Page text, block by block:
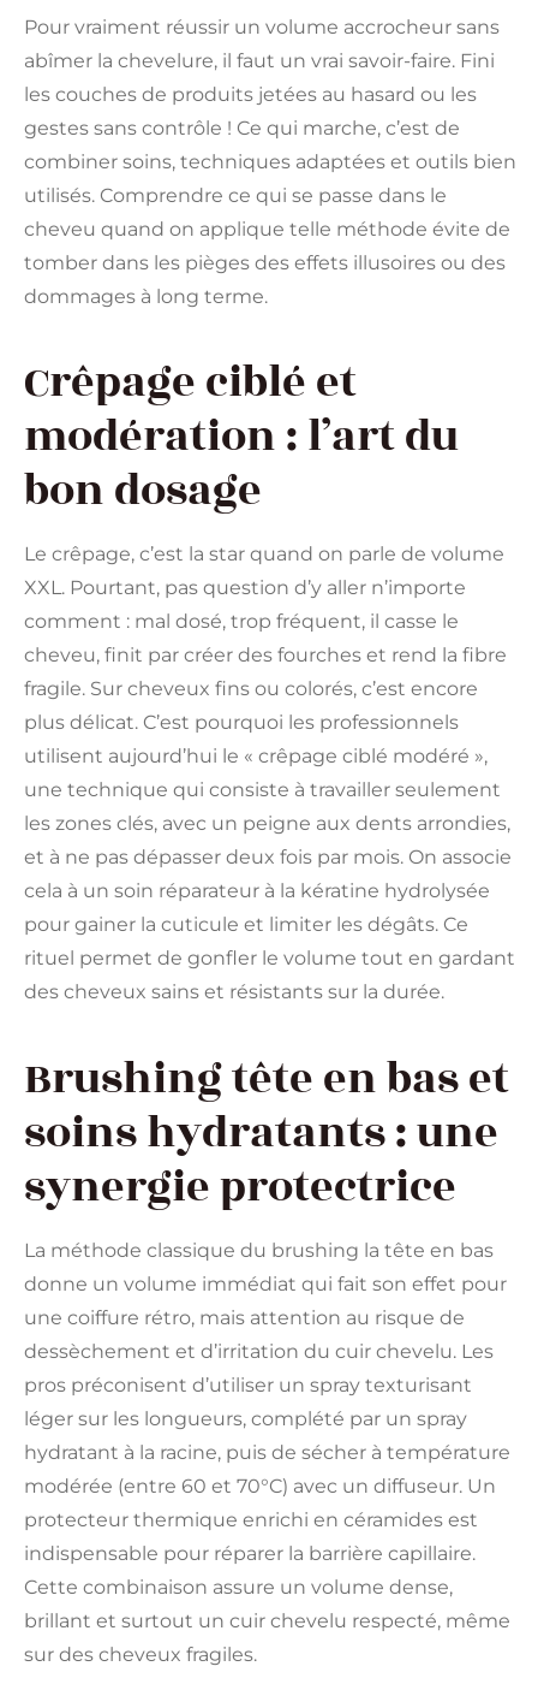
Pour vraiment réussir un volume accrocheur sans
abîmer la chevelure, il faut un vrai savoir-faire. Fini
les couches de produits jetées au hasard ou les
gestes sans contrôle ! Ce qui marche, c’est de
combiner soins, techniques adaptées et outils bien
utilisés. Comprendre ce qui se passe dans le
cheveu quand on applique telle méthode évite de
tomber dans les pièges des effets illusoires ou des
dommages à long terme.
Crêpage ciblé et
modération : l’art du
bon dosage
Le crêpage, c’est la star quand on parle de volume
XXL. Pourtant, pas question d’y aller n’importe
comment : mal dosé, trop fréquent, il casse le
cheveu, finit par créer des fourches et rend la fibre
fragile. Sur cheveux fins ou colorés, c’est encore
plus délicat. C’est pourquoi les professionnels
utilisent aujourd’hui le « crêpage ciblé modéré »,
une technique qui consiste à travailler seulement
les zones clés, avec un peigne aux dents arrondies,
et à ne pas dépasser deux fois par mois. On associe
cela à un soin réparateur à la kératine hydrolysée
pour gainer la cuticule et limiter les dégâts. Ce
rituel permet de gonfler le volume tout en gardant
des cheveux sains et résistants sur la durée.
Brushing tête en bas et
soins hydratants : une
synergie protectrice
La méthode classique du brushing la tête en bas
donne un volume immédiat qui fait son effet pour
une coiffure rétro, mais attention au risque de
dessèchement et d’irritation du cuir chevelu. Les
pros préconisent d’utiliser un spray texturisant
léger sur les longueurs, complété par un spray
hydratant à la racine, puis de sécher à température
modérée (entre 60 et 70°C) avec un diffuseur. Un
protecteur thermique enrichi en céramides est
indispensable pour réparer la barrière capillaire.
Cette combinaison assure un volume dense,
brillant et surtout un cuir chevelu respecté, même
sur des cheveux fragiles.